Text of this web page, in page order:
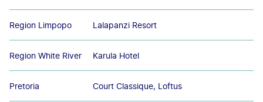
Region Limpopo Lalapanzi Resort
Region White River Karula Hotel
Pretoria Court Classique, Loftus